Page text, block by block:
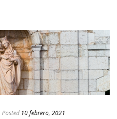
Posted 10 febrero, 2021